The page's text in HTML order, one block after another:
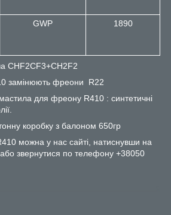
GWP 1890
CHF2CF3+CH2F2
замінюють фреони R22
для фреону R410 : синтетичні
коробку з балоном 650гр
можна у нас сайті, натиснувши на
або звернутися по телефону +38050